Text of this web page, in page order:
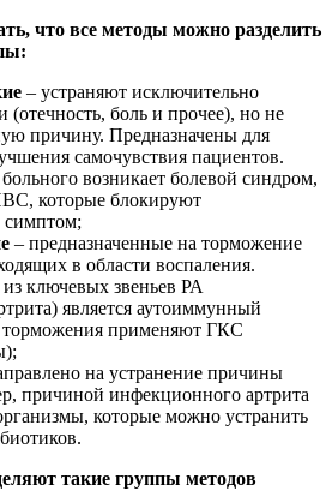
что все методы можно разделить
– устраняют исключительно
(отечность, боль и прочее), но не
причину. Предназначены для
самочувствия пациентов.
возникает болевой синдром,
которые блокируют
симптом;
– предназначенные на торможение
в области воспаления.
ключевых звеньев РА
является аутоиммунный
торможения применяют ГКС
на устранение причины
причиной инфекционного артрита
которые можно устранить
такие группы методов